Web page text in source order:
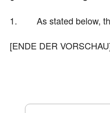
1. As stated below,
[ENDE DER